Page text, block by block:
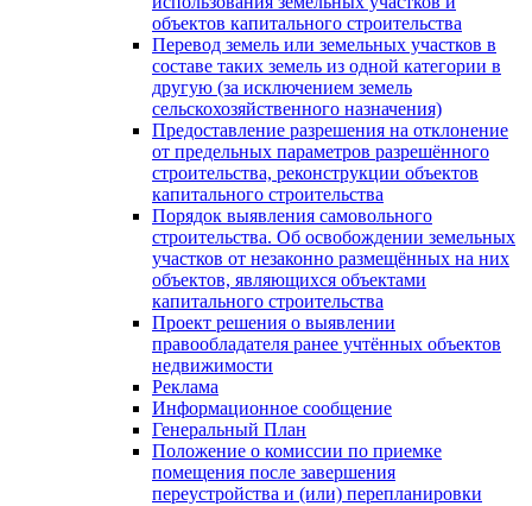
объектов капитального строительства
Перевод земель или земельных участков в
составе таких земель из одной категории в
другую (за исключением земель
сельскохозяйственного назначения)
Предоставление разрешения на отклонение
от предельных параметров разрешённого
строительства, реконструкции объектов
капитального строительства
Порядок выявления самовольного
строительства. Об освобождении земельных
участков от незаконно размещённых на них
объектов, являющихся объектами
капитального строительства
Проект решения о выявлении
правообладателя ранее учтённых объектов
недвижимости
Реклама
Информационное сообщение
Генеральный План
Положение о комиссии по приемке
помещения после завершения
переустройства и (или) перепланировки